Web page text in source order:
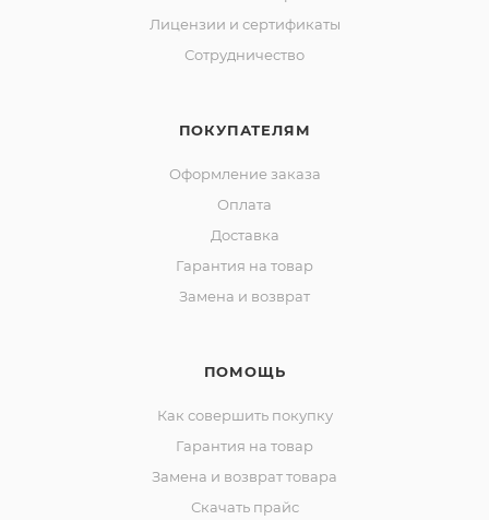
Лицензии и сертификаты
Сотрудничество
ПОКУПАТЕЛЯМ
Оформление заказа
Оплата
Доставка
Гарантия на товар
Замена и возврат
ПОМОЩЬ
Как совершить покупку
Гарантия на товар
Замена и возврат товара
Скачать прайс